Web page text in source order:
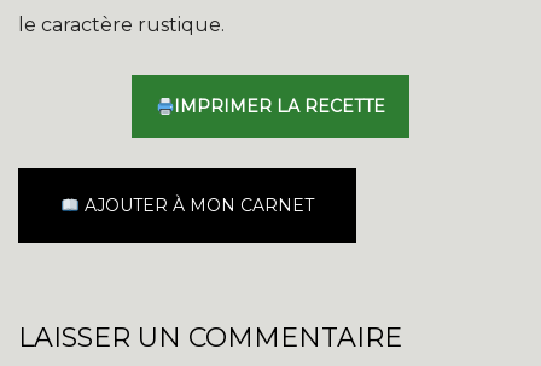
le caractère rustique.
IMPRIMER LA RECETTE
AJOUTER À MON CARNET
LAISSER UN COMMENTAIRE